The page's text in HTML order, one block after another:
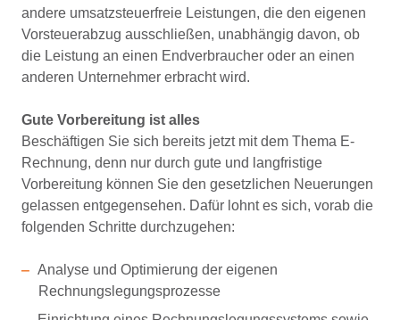
andere umsatzsteuerfreie Leistungen, die den eigenen
Vorsteuerabzug ausschließen, unabhängig davon, ob
die Leistung an einen Endverbraucher oder an einen
anderen Unternehmer erbracht wird.
Gute Vorbereitung ist alles
Beschäftigen Sie sich bereits jetzt mit dem Thema E-
Rechnung, denn nur durch gute und langfristige
Vorbereitung können Sie den gesetzlichen Neuerungen
gelassen entgegensehen. Dafür lohnt es sich, vorab die
folgenden Schritte durchzugehen:
Analyse und Optimierung der eigenen
Rechnungslegungsprozesse